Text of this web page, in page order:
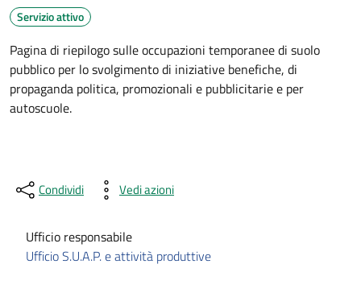
Servizio attivo
Pagina di riepilogo sulle occupazioni temporanee di suolo
pubblico per lo svolgimento di iniziative benefiche, di
propaganda politica, promozionali e pubblicitarie e per
autoscuole.
Condividi Vedi azioni
Ufficio responsabile
Ufficio S.U.A.P. e attività produttive